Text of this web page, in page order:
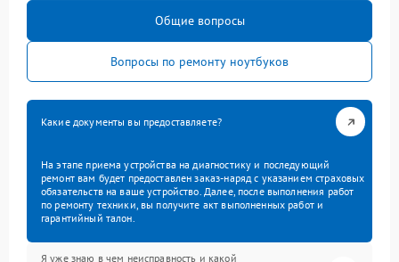
Общие вопросы
Вопросы по ремонту ноутбуков
Какие документы вы предоставляете?
На этапе приема устройства на диагностику и последующий
ремонт вам будет предоставлен заказ-наряд с указанием страховых
обязательств на ваше устройство. Далее, после выполнения работ
по ремонту техники, вы получите акт выполненных работ и
гарантийный талон.
Я уже знаю в чем неисправность и какой